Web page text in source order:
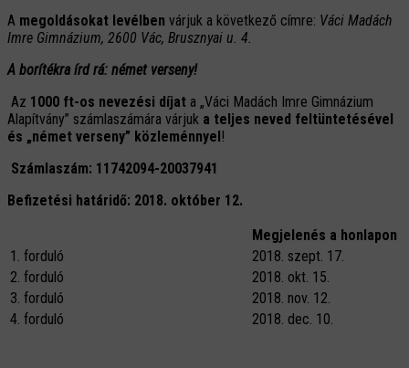
A megoldásokat levélben várjuk a következő címre: Váci Madách
Imre Gimnázium, 2600 Vác, Brusznyai u. 4.
A borítékra írd rá: német verseny!
Az 1000 ft-os nevezési díjat a „Váci Madách Imre Gimnázium
Alapítvány” számlaszámára várjuk a teljes neved feltüntetésével
és „német verseny” közleménnyel !
Számlaszám: 11742094-20037941
Befizetési határidő: 2018. október 12.
Megjelenés a honlapon
1. forduló
2018. szept. 17.
2. forduló
2018. okt. 15.
3. forduló
2018. nov. 12.
4. forduló
2018. dec. 10.